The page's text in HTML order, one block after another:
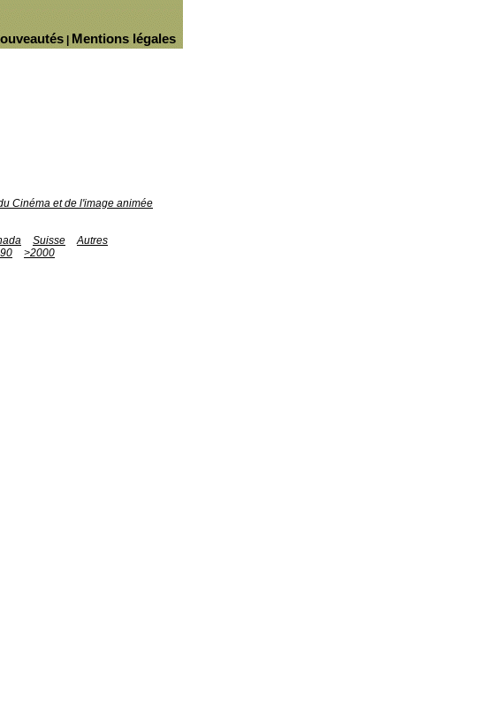
Mentions légales
Cinéma et de l'image animée
Suisse
Autres
>2000